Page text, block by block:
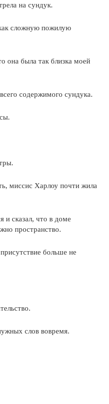
на сундук.
сложную пожилую
она была так близка моей
содержимого сундука.
миссис Харлоу почти жила
и сказал, что в доме
пространство.
больше не
слов вовремя.